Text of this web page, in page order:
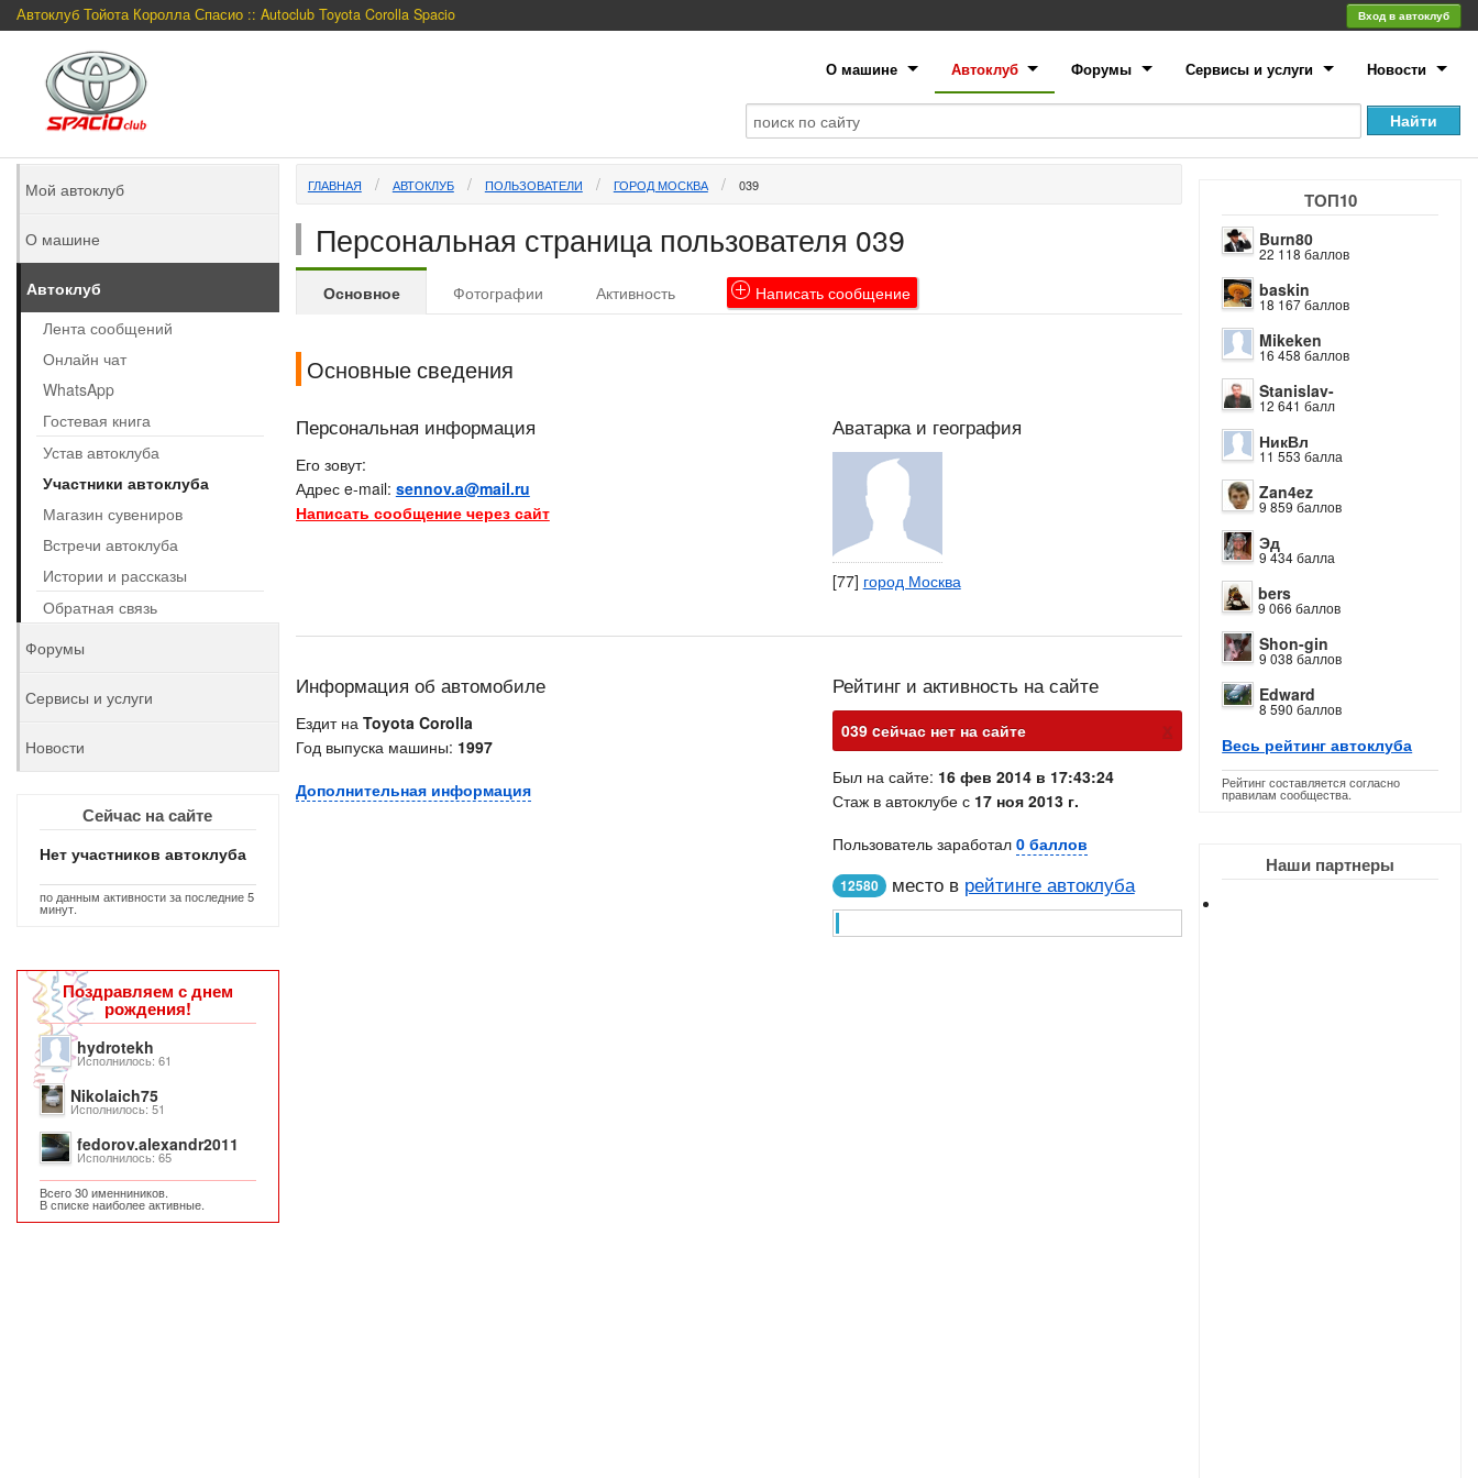
Автоклуб Тойота Королла Спасио :: Autoclub Toyota Corolla Spacio Вход в автоклуб
О машине Автоклуб Форумы Сервисы и услуги Новости
ТОП10
Burn80
22 118 баллов
baskin
18 167 баллов
Mikeken
16 458 баллов
Stanislav-
12 641 балл
НикВл
11 553 балла
Zan4ez
9 859 баллов
Эд
9 434 балла
bers
9 066 баллов
Shon-gin
9 038 баллов
Edward
8 590 баллов
Весь рейтинг автоклуба
Рейтинг составляется согласно
правилам сообщества.
Наши партнеры
ГЛАВНАЯ АВТОКЛУБ ПОЛЬЗОВАТЕЛИ ГОРОД МОСКВА 039
Персональная страница пользователя 039
Основное Фотографии Активность Написатьсообщение
Основные сведения
Персональная информация
Его зовут:
Адрес e-mail: sennov.a@mail.ru
Написать сообщение через сайт
Аватарка и география
[77] город Москва
Информация об автомобиле
Ездит на Toyota Corolla
Год выпуска машины: 1997
Дополнительная информация
Рейтинг и активность на сайте
039 cейчас нет на сайте х
Был на сайте: 16 фев 2014 в 17:43:24
Стаж в автоклубе с 17 ноя 2013 г.
Пользователь заработал 0 баллов
12580 место в рейтинге автоклуба
Мой автоклуб
О машине
Автоклуб
Лента сообщений
Онлайн чат
WhatsApp
Гостевая книга
Устав автоклуба
Участники автоклуба
Магазин сувениров
Встречи автоклуба
Истории и рассказы
Обратная связь
Форумы
Сервисы и услуги
Новости
Сейчас на сайте
Нет участников автоклуба
по данным активности за последние 5
минут.
Поздравляем с днем
рождения!
hydrotekh
Исполнилось: 61
Nikolaich75
Исполнилось: 51
fedorov.alexandr2011
Исполнилось: 65
Всего 30 именниников.
В списке наиболее активные.